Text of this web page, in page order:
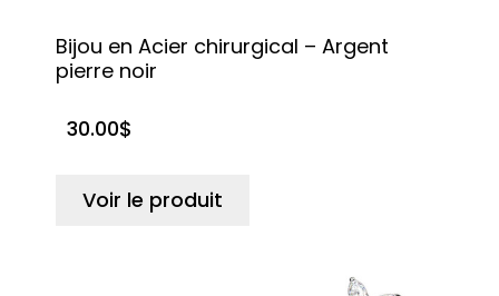
Bijou en Acier chirurgical – Argent
pierre noir
30.00$
Voir le produit